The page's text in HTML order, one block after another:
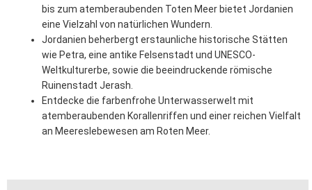
bis zum atemberaubenden Toten Meer bietet Jordanien
eine Vielzahl von natürlichen Wundern.
Jordanien beherbergt erstaunliche historische Stätten
wie Petra, eine antike Felsenstadt und UNESCO-
Weltkulturerbe, sowie die beeindruckende römische
Ruinenstadt Jerash.
Entdecke die farbenfrohe Unterwasserwelt mit
atemberaubenden Korallenriffen und einer reichen Vielfalt
an Meereslebewesen am Roten Meer.